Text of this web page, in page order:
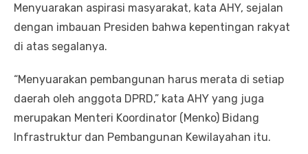
Menyuarakan aspirasi masyarakat, kata AHY, sejalan
dengan imbauan Presiden bahwa kepentingan rakyat
di atas segalanya.
“Menyuarakan pembangunan harus merata di setiap
daerah oleh anggota DPRD,” kata AHY yang juga
merupakan Menteri Koordinator (Menko) Bidang
Infrastruktur dan Pembangunan Kewilayahan itu.